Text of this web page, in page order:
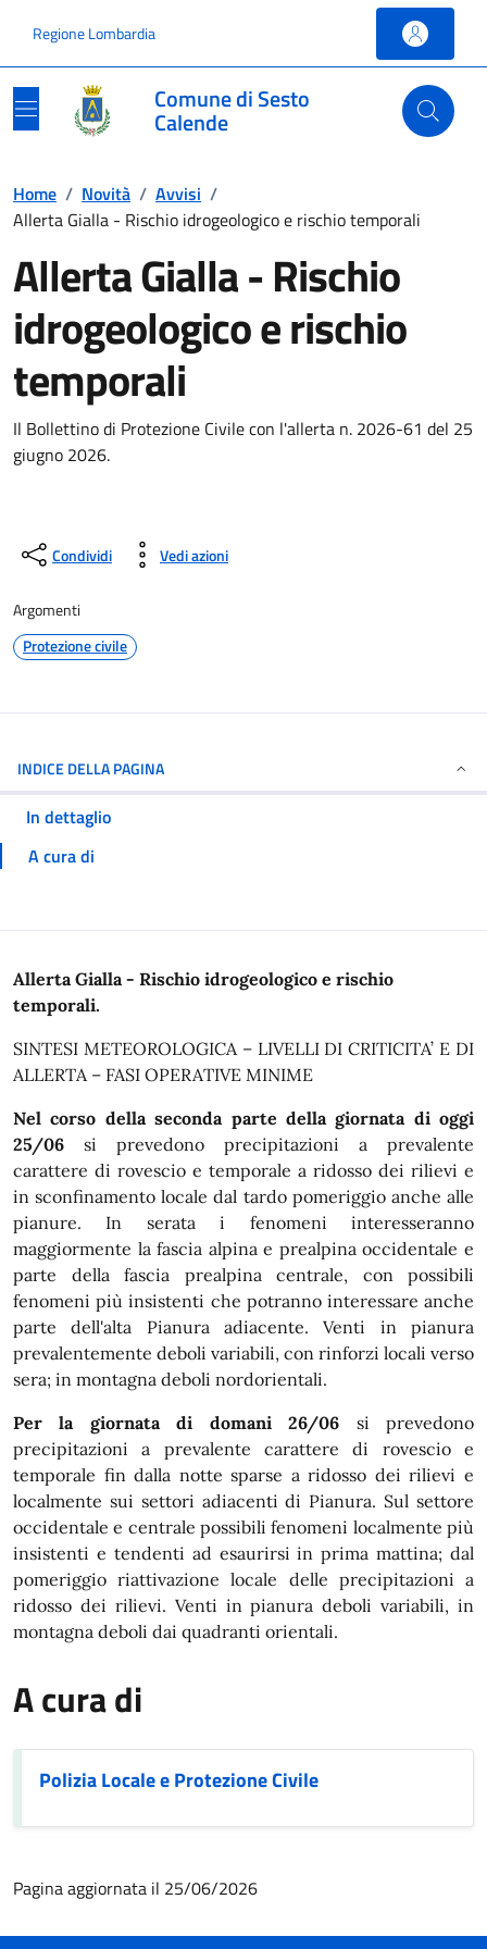
Regione Lombardia
Comune di Sesto
Calende
Home / Novità / Avvisi /
Allerta Gialla - Rischio idrogeologico e rischio temporali
Allerta Gialla - Rischio
idrogeologico e rischio
temporali
Il Bollettino di Protezione Civile con l'allerta n. 2026-61 del 25
giugno 2026.
Condividi Vedi azioni
Argomenti
Protezione civile
INDICE DELLA PAGINA
In dettaglio
A cura di
In dettaglio
Allerta Gialla - Rischio idrogeologico e rischio
temporali.
SINTESI METEOROLOGICA – LIVELLI DI CRITICITA’ E DI
ALLERTA – FASI OPERATIVE MINIME
Nel corso della seconda parte della giornata di oggi
25/06 si prevedono precipitazioni a prevalente
carattere di rovescio e temporale a ridosso dei rilievi e
in sconfinamento locale dal tardo pomeriggio anche alle
pianure. In serata i fenomeni interesseranno
maggiormente la fascia alpina e prealpina occidentale e
parte della fascia prealpina centrale, con possibili
fenomeni più insistenti che potranno interessare anche
parte dell'alta Pianura adiacente. Venti in pianura
prevalentemente deboli variabili, con rinforzi locali verso
sera; in montagna deboli nordorientali.
Per la giornata di domani 26/06 si prevedono
precipitazioni a prevalente carattere di rovescio e
temporale fin dalla notte sparse a ridosso dei rilievi e
localmente sui settori adiacenti di Pianura. Sul settore
occidentale e centrale possibili fenomeni localmente più
insistenti e tendenti ad esaurirsi in prima mattina; dal
pomeriggio riattivazione locale delle precipitazioni a
ridosso dei rilievi. Venti in pianura deboli variabili, in
montagna deboli dai quadranti orientali.
A cura di
Polizia Locale e Protezione Civile
Pagina aggiornata il 25/06/2026